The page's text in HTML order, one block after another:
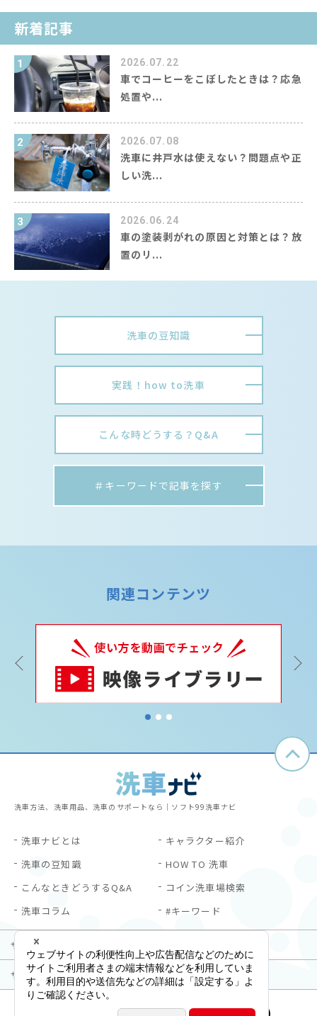
新着記事
1 2026.07.22
車でコーヒーをこぼしたときは？応急
処置や...
2 2026.07.08
洗車に井戸水は使えない？問題点や正
しい洗...
3 2026.06.24
車の塗装剥がれの原因と対策とは？放
置のリ...
洗車の豆知識
実践！how to洗車
こんな時どうする？Q&A
＃キーワードで記事を探す
関連コンテンツ
1 2
洗車方法、洗車用品、洗車のサポートなら｜ソフト99洗車ナビ
洗車ナビとは
キャラクター紹介
洗車の豆知識
HOW TO 洗車
こんなときどうするQ&A
コイン洗車場検索
洗車コラム
#キーワード
サイトご利用にあたって
サイトマップ お問い合わせ